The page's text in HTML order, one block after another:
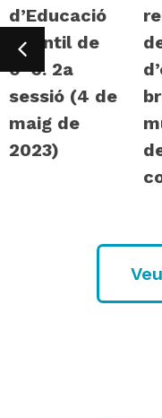
d’Educació
infantil de
0-6. 2a
sessió (4 de
maig de
2023)